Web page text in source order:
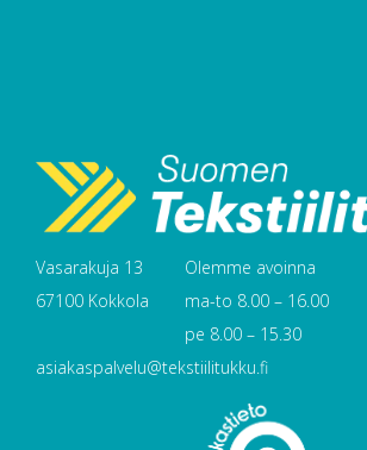
Vasarakuja 13
67100 Kokkola
Olemme avoinna
ma-to 8.00 – 16.00
pe 8.00 – 15.30
asiakaspalvelu@tekstiilitukku.fi